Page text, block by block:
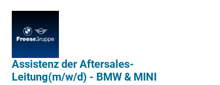
Assistenz der Aftersales-
Leitung(m/w/d) - BMW & MINI